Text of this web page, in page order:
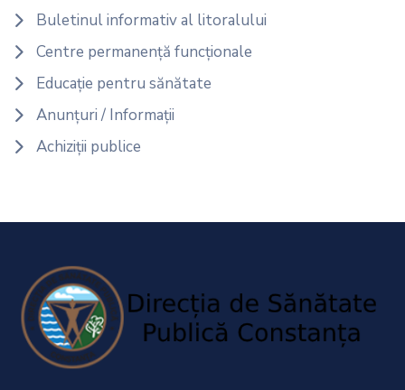
Buletinul informativ al litoralului
Centre permanență funcționale
Educație pentru sănătate
Anunțuri / Informații
Achiziții publice